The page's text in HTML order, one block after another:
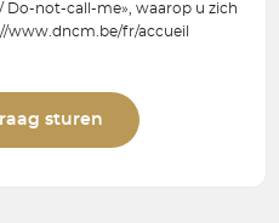
Do-not-call-me», waarop u zich
www.dncm.be/fr/accueil
sturen